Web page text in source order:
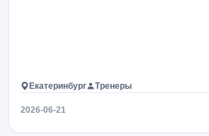
Екатеринбург Тренеры
2026-06-21